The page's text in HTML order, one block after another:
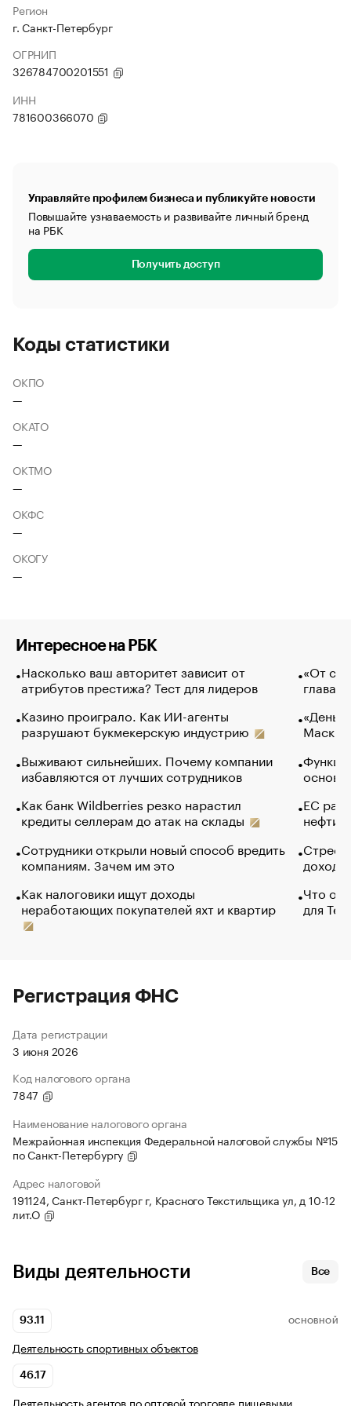
Регион
г. Санкт-Петербург
ОГРНИП
326784700201551
ИНН
781600366070
Управляйте профилем бизнеса и публикуйте новости
Повышайте узнаваемость и развивайте личный бренд
на РБК
Получить доступ
Коды статистики
ОКПО
—
ОКАТО
—
ОКТМО
—
ОКФС
—
ОКОГУ
—
Интересное на РБК
Насколько ваш авторитет зависит от
атрибутов престижа? Тест для лидеров
Казино проиграло. Как ИИ-агенты
разрушают букмекерскую индустрию
Выживают сильнейших. Почему компании
избавляются от лучших сотрудников
Как банк Wildberries резко нарастил
кредиты селлерам до атак на склады
Сотрудники открыли новый способ вредить
компаниям. Зачем им это
Как налоговики ищут доходы
неработающих покупателей яхт и квартир
«От
глава
Маск в
основ
ЕС
нефти
Что
для
Регистрация ФНС
Дата регистрации
3 июня 2026
Код налогового органа
7847
Наименование налогового органа
Межрайонная инспекция Федеральной налоговой службы №15
по Санкт-Петербургу
Адрес налоговой
191124, Санкт-Петербург г, Красного Текстильщика ул, д 10-12
лит.О
Виды деятельности Все
93.11 ОСНОВНОЙ
Деятельность спортивных объектов
46.17
Деятельность агентов по оптовой торговле пищевыми